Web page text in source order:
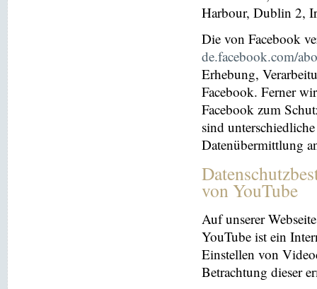
Harbour, Dublin 2,
Die von Facebook
de.facebook.com/
Erhebung,
Facebook. Ferner
Facebook zum
sind
Datenübermittlung
von YouTube
Auf unserer
YouTube ist ein
Einstellen von
Betrachtung dieser